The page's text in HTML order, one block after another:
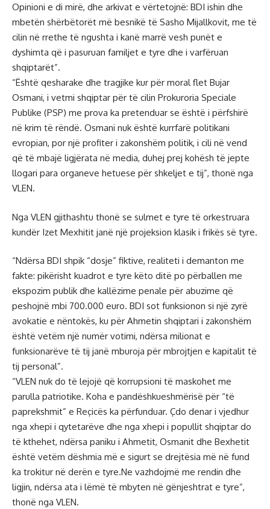
Opinioni e di mirë, dhe arkivat e vërtetojnë: BDI ishin dhe
mbetën shërbëtorët më besnikë të Sasho Mijallkovit, me të
cilin në rrethe të ngushta i kanë marrë vesh punët e
dyshimta që i pasuruan familjet e tyre dhe i varfëruan
shqiptarët”.
“Është qesharake dhe tragjike kur për moral flet Bujar
Osmani, i vetmi shqiptar për të cilin Prokuroria Speciale
Publike (PSP) me prova ka pretenduar se është i përfshirë
në krim të rëndë. Osmani nuk është kurrfarë politikani
evropian, por një profiter i zakonshëm politik, i cili në vend
që të mbajë ligjërata në media, duhej prej kohësh të jepte
llogari para organeve hetuese për shkeljet e tij”, thonë nga
VLEN.
Nga VLEN gjithashtu thonë se sulmet e tyre të orkestruara
kundër Izet Mexhitit janë një projeksion klasik i frikës së tyre.
“Ndërsa BDI shpik “dosje” fiktive, realiteti i demanton me
fakte: pikërisht kuadrot e tyre këto ditë po përballen me
ekspozim publik dhe kallëzime penale për abuzime që
peshojnë mbi 700.000 euro. BDI sot funksionon si një zyrë
avokatie e nëntokës, ku për Ahmetin shqiptari i zakonshëm
është vetëm një numër votimi, ndërsa milionat e
funksionarëve të tij janë mburoja për mbrojtjen e kapitalit të
tij personal”.
“VLEN nuk do të lejojë që korrupsioni të maskohet me
parulla patriotike. Koha e pandëshkueshmërisë për “të
paprekshmit” e Reçicës ka përfunduar. Çdo denar i vjedhur
nga xhepi i qytetarëve dhe nga xhepi i popullit shqiptar do
të kthehet, ndërsa paniku i Ahmetit, Osmanit dhe Bexhetit
është vetëm dëshmia më e sigurt se drejtësia më në fund
ka trokitur në derën e tyre.Ne vazhdojmë me rendin dhe
ligjin, ndërsa ata i lëmë të mbyten në gënjeshtrat e tyre”,
thonë nga VLEN.